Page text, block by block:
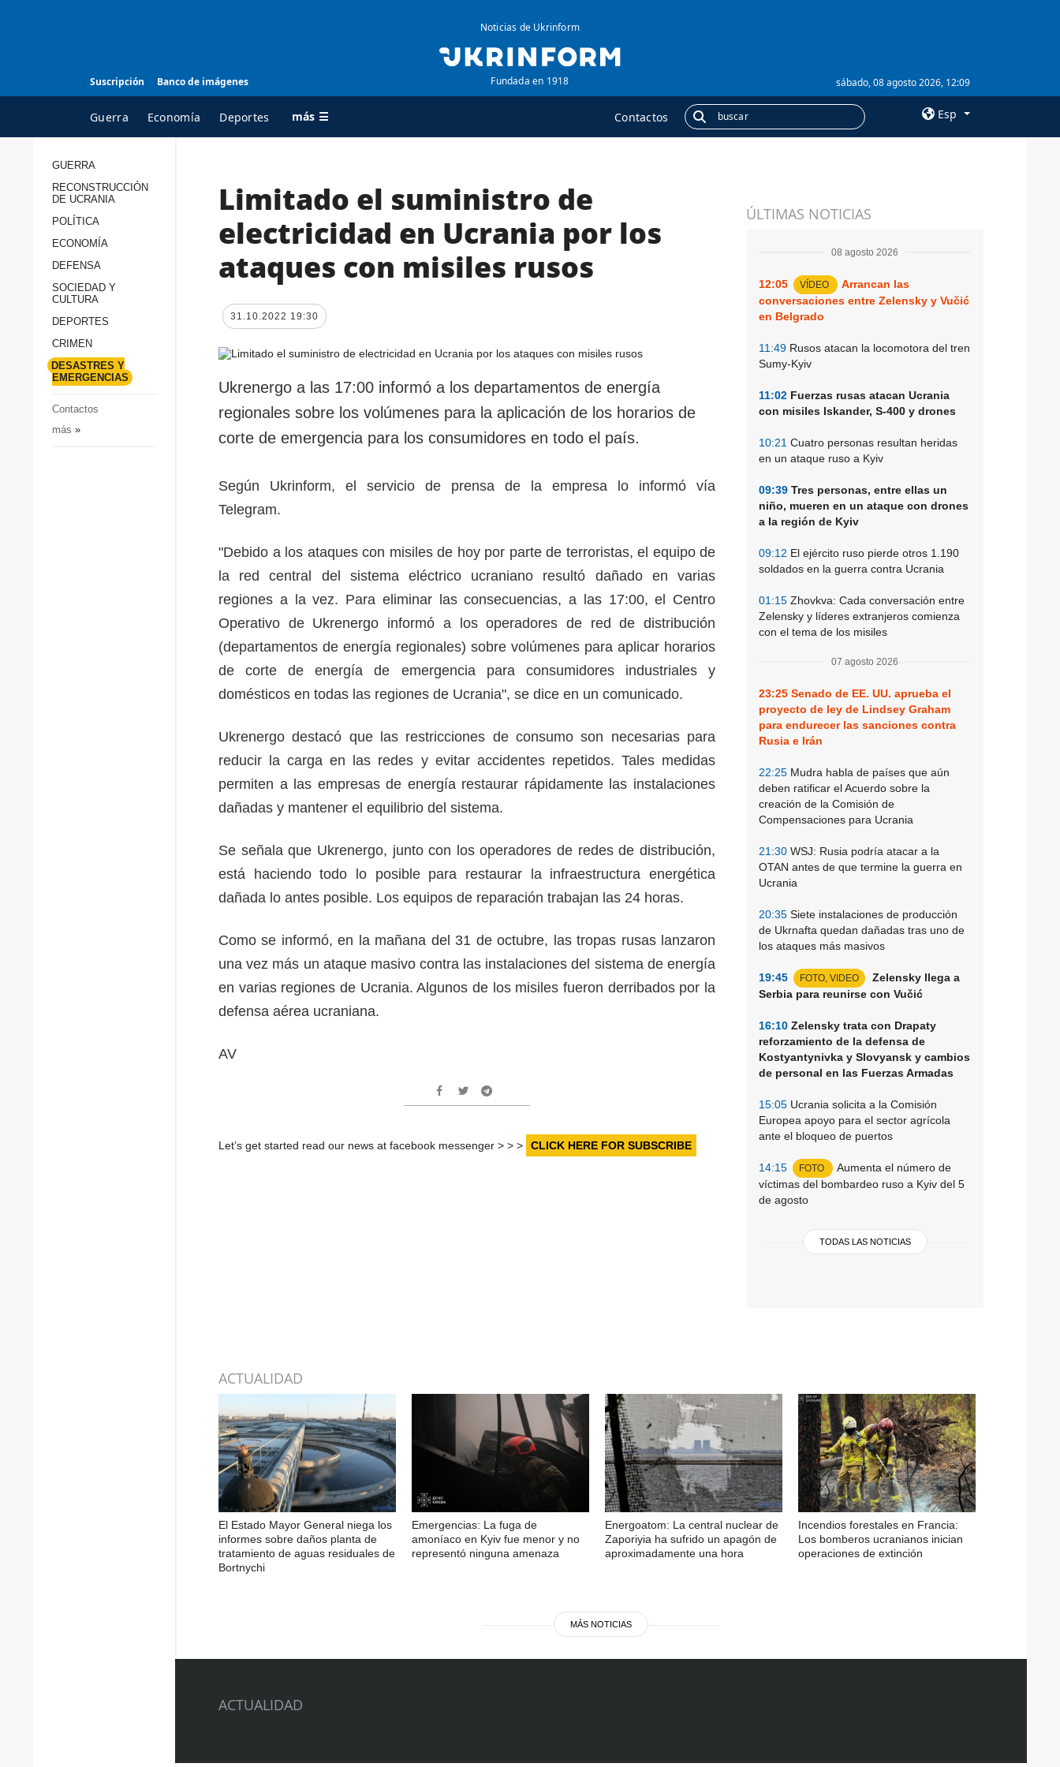
Suscripción Banco de imágenes
Noticias de Ukrinform
Fundada en 1918 sábado, 08 agosto 2026, 12:09
Guerra Economía Deportes más ☰ Contactos Esp
TODAS LAS
Reconstrucción de
Defensa
Sociedad y Cultura
AGENCIA
sobre la agencia
contacto
condiciones de
protección de datos
ADICIONAL
Publicaciones
Entrevistas
Suscripción
GUERRA
RECONSTRUCCIÓN
DE UCRANIA
POLÍTICA
ECONOMÍA
DEFENSA
SOCIEDAD Y
CULTURA
DEPORTES
CRIMEN
DESASTRES Y
EMERGENCIAS
Contactos
más »
ÚLTIMAS NOTICIAS
08 agosto 2026
12:05 VÍDEO
Arrancan las
conversaciones entre Zelensky y Vučić
en Belgrado
11:49 Rusos atacan la locomotora del tren
Sumy-Kyiv
11:02 Fuerzas rusas atacan Ucrania
con misiles Iskander, S-400 y drones
10:21 Cuatro personas resultan heridas
en un ataque ruso a Kyiv
09:39 Tres personas, entre ellas un
niño, mueren en un ataque con drones
a la región de Kyiv
09:12 El ejército ruso pierde otros 1.190
soldados en la guerra contra Ucrania
01:15 Zhovkva: Cada conversación entre
Zelensky y líderes extranjeros comienza
con el tema de los misiles
07 agosto 2026
23:25 Senado de EE. UU. aprueba el
proyecto de ley de Lindsey Graham
para endurecer las sanciones contra
Rusia e Irán
22:25 Mudra habla de países que aún
deben ratificar el Acuerdo sobre la
creación de la Comisión de
Compensaciones para Ucrania
21:30 WSJ: Rusia podría atacar a la
OTAN antes de que termine la guerra en
Ucrania
20:35 Siete instalaciones de producción
de Ukrnafta quedan dañadas tras uno de
los ataques más masivos
19:45 FOTO, VIDEO
Zelensky llega a
Serbia para reunirse con Vučić
16:10 Zelensky trata con Drapaty
reforzamiento de la defensa de
Kostyantynivka y Slovyansk y cambios
de personal en las Fuerzas Armadas
15:05 Ucrania solicita a la Comisión
Europea apoyo para el sector agrícola
ante el bloqueo de puertos
14:15 FOTO
Aumenta el número de
víctimas del bombardeo ruso a Kyiv del 5
de agosto
TODAS LAS NOTICIAS
Limitado el suministro de
electricidad en Ucrania por los
ataques con misiles rusos
31.10.2022 19:30
Ukrenergo a las 17:00 informó a los departamentos de energía
regionales sobre los volúmenes para la aplicación de los horarios de
corte de emergencia para los consumidores en todo el país.
Según Ukrinform, el servicio de prensa de la empresa lo informó vía
Telegram.
"Debido a los ataques con misiles de hoy por parte de terroristas, el equipo de
la red central del sistema eléctrico ucraniano resultó dañado en varias
regiones a la vez. Para eliminar las consecuencias, a las 17:00, el Centro
Operativo de Ukrenergo informó a los operadores de red de distribución
(departamentos de energía regionales) sobre volúmenes para aplicar horarios
de corte de energía de emergencia para consumidores industriales y
domésticos en todas las regiones de Ucrania", se dice en un comunicado.
Ukrenergo destacó que las restricciones de consumo son necesarias para
reducir la carga en las redes y evitar accidentes repetidos. Tales medidas
permiten a las empresas de energía restaurar rápidamente las instalaciones
dañadas y mantener el equilibrio del sistema.
Se señala que Ukrenergo, junto con los operadores de redes de distribución,
está haciendo todo lo posible para restaurar la infraestructura energética
dañada lo antes posible. Los equipos de reparación trabajan las 24 horas.
Como se informó, en la mañana del 31 de octubre, las tropas rusas lanzaron
una vez más un ataque masivo contra las instalaciones del sistema de energía
en varias regiones de Ucrania. Algunos de los misiles fueron derribados por la
defensa aérea ucraniana.
AV
Let’s get started read our news at facebook messenger > > > CLICK HERE FOR SUBSCRIBE
ACTUALIDAD
El Estado Mayor General niega los
informes sobre daños planta de
tratamiento de aguas residuales de
Bortnychi
Emergencias: La fuga de
amoníaco en Kyiv fue menor y no
representó ninguna amenaza
Energoatom: La central nuclear de
Zaporiyia ha sufrido un apagón de
aproximadamente una hora
Incendios forestales en Francia:
Los bomberos ucranianos inician
operaciones de extinción
MÁS NOTICIAS
ACTUALIDAD